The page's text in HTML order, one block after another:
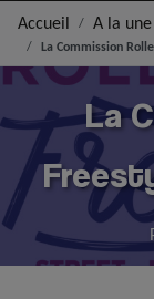
Accueil A la
La Commission
La